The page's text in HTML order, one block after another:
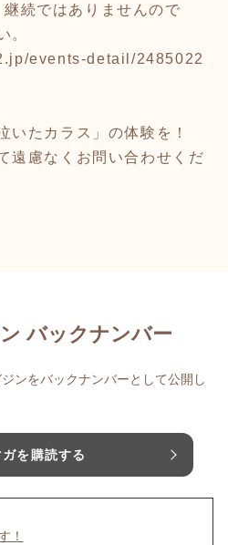
続ではありませんので
。
events-detail/2485022
いたカラス」の体験を！
遠慮なくお問い合わせくだ
バックナンバー
ンをバックナンバーとして公開し
ガを購読する
！